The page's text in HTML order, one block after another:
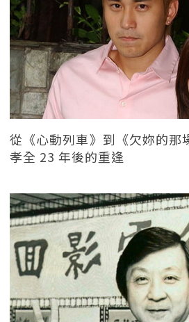
從《心動列車》到《欠妳的那
孝全 23 年後的重逢